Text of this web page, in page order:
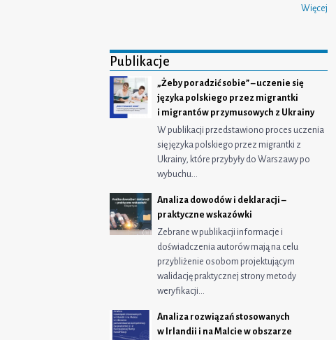
Więcej
Publikacje
„Żeby poradzić sobie” – uczenie się
języka polskiego przez migrantki
i migrantów przymusowych z Ukrainy
W publikacji przedstawiono proces uczenia
się języka polskiego przez migrantki z
Ukrainy, które przybyły do Warszawy po
wybuchu…
Analiza dowodów i deklaracji –
praktyczne wskazówki
Zebrane w publikacji informacje i
doświadczenia autorów mają na celu
przybliżenie osobom projektującym
walidację praktycznej strony metody
weryfikacji…
Analiza rozwiązań stosowanych
w Irlandii i na Malcie w obszarze